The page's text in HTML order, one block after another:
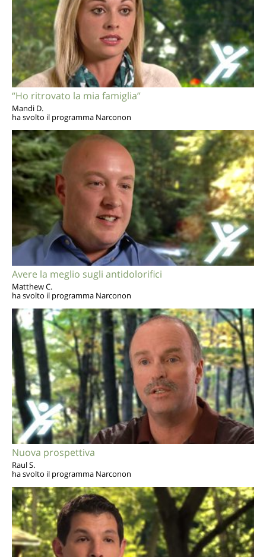
“Ho ritrovato la mia famiglia”
Mandi D.
ha svolto il programma Narconon
Avere la meglio sugli antidolorifici
Matthew C.
ha svolto il programma Narconon
Nuova prospettiva
Raul S.
ha svolto il programma Narconon